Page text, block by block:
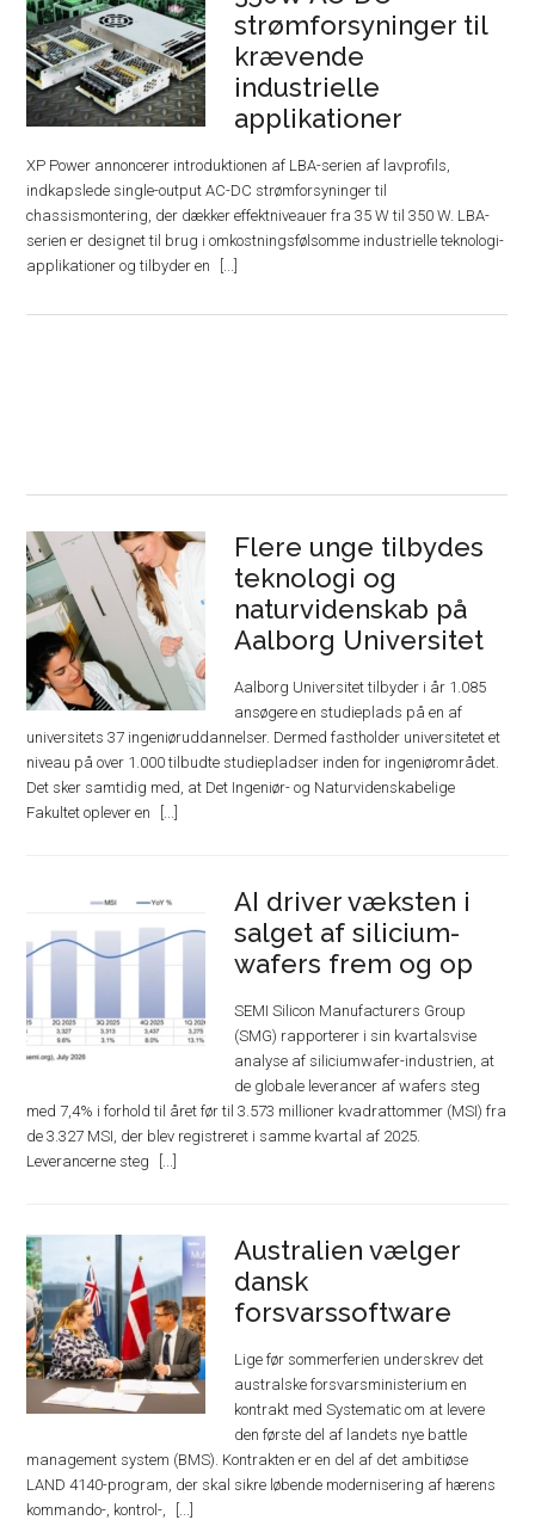
strømforsyninger til
krævende
industrielle
applikationer
XP Power annoncerer introduktionen af ​​LBA-serien af ​​lavprofils,
indkapslede single-output AC-DC strømforsyninger til
chassismontering, der dækker effektniveauer fra 35 W til 350 W. LBA-
serien er designet til brug i omkostningsfølsomme industrielle teknologi-
applikationer og tilbyder en
Flere unge tilbydes
teknologi og
naturvidenskab på
Aalborg Universitet
Aalborg Universitet tilbyder i år 1.085
ansøgere en studieplads på en af
universitets 37 ingeniøruddannelser. Dermed fastholder universitetet et
niveau på over 1.000 tilbudte studiepladser inden for ingeniørområdet.
Det sker samtidig med, at Det Ingeniør- og Naturvidenskabelige
Fakultet oplever en
AI driver væksten i
salget af silicium-
wafers frem og op
SEMI Silicon Manufacturers Group
(SMG) rapporterer i sin kvartalsvise
analyse af siliciumwafer-industrien, at
de globale leverancer af wafers steg
med 7,4% i forhold til året før til 3.573 millioner kvadrattommer (MSI) fra
de 3.327 MSI, der blev registreret i samme kvartal af 2025.
Leverancerne steg
Australien vælger
dansk
forsvarssoftware
Lige før sommerferien underskrev det
australske forsvarsministerium en
kontrakt med Systematic om at levere
den første del af landets nye battle
management system (BMS). Kontrakten er en del af det ambitiøse
LAND 4140-program, der skal sikre løbende modernisering af hærens
kommando-, kontrol-,